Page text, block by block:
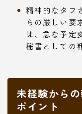
精神的なタフ
らの厳しい要
は、急な予定
秘書としての
未経験から
ポイント